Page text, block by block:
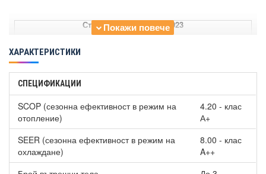
Стенна серия Etherea 2023
Panasonic CS-MZ16XKE
Panasonic CS-Z25ZKEW
Panasonic CS-Z42ZKEW
Panasonic CS-Z50ZKEW
609.00 €
739.00 €
ХАРАКТЕРИСТИКИ
СПЕЦИФИКАЦИИ
SCOP (сезонна ефективност в режим на
отопление)
4.20 - клас
А+
SEER (сезонна ефективност в режим на
охлаждане)
8.00 - клас
A++